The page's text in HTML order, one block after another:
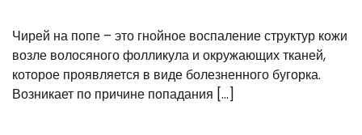
Чирей на попе – это гнойное воспаление структур кожи
возле волосяного фолликула и окружающих тканей,
которое проявляется в виде болезненного бугорка.
Возникает по причине попадания […]